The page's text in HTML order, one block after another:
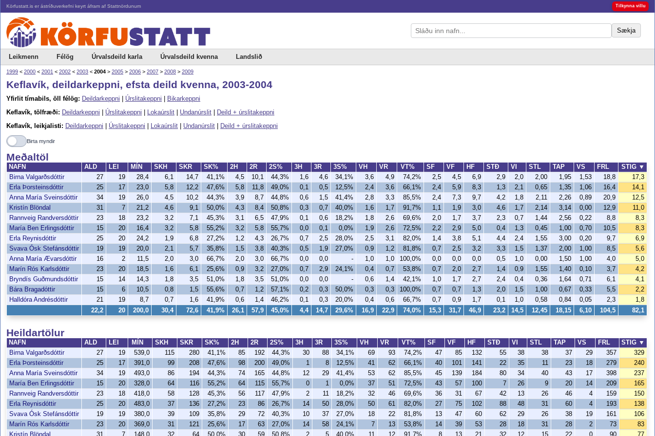
Körfustatt.is er ástríðuverkefni keyrt áfram af Stattnördunum Tilkynna villu
Sækja
Leikmenn Félög Úrvalsdeild karla Úrvalsdeild kvenna Landslið
1999 < 2000 < 2001 < 2002 < 2003 < 2004 > 2005 > 2006 > 2007 > 2008 > 2009
Keflavík, deildarkeppni, efsta deild kvenna, 2003-2004
Yfirlit tímabils, öll félög: Deildarkeppni Úrslitakeppni
Bikarkeppni
Keflavík, tölfræði: Deildarkeppni Úrslitakeppni Lokaúrslit Undanúrslit
Deild + úrslitakeppni
Keflavík, leikjalisti: Deildarkeppni Úrslitakeppni Lokaúrslit Undanúrslit Deild + úrslitakeppni
Birta myndir
Heildartölur
NAFN ALD LEI MÍN SKH SKR SK% 2H 2R 2S% 3H 3R 3S% VH VR VT% SF VF HF STÐ VI STL TAP VS FRL STIG ▼
Birna Valgarðsdóttir
27 19 539,0 115 280 41,1% 85 192 44,3% 30 88 34,1% 69 93 74,2% 47 85 132 55 38 38 37 29 357
329
Erla Þorsteinsdóttir
25 17 391,0 99 208 47,6% 98 200 49,0% 1 8 12,5% 41 62 66,1% 40 101 141 22 35 11 23 18 279
240
Anna María Sveinsdóttir
34 19 493,0 86 194 44,3% 74 165 44,8% 12 29 41,4% 53 62 85,5% 45 139 184 80 34 40 43 17 398
237
María Ben Erlingsdóttir
15 20 328,0 64 116 55,2% 64 115 55,7% 0 1 0,0% 37 51 72,5% 43 57 100 7 26 9 20 14 209
165
Rannveig Randversdóttir
23 18 418,0 58 128 45,3% 56 117 47,9% 2 11 18,2% 32 46 69,6% 36 31 67 42 13 26 46 4 159
150
Erla Reynisdóttir
25 20 483,0 37 136 27,2% 23 86 26,7% 14 50 28,0% 50 61 82,0% 27 75 102 88 48 31 60 4 193
138
Svava Ósk Stefánsdóttir
19 19 380,0 39 109 35,8% 29 72 40,3% 10 37 27,0% 18 22 81,8% 13 47 60 62 29 26 38 19 161
106
Marín Rós Karlsdóttir
23 20 369,0 31 121 25,6% 17 63 27,0% 14 58 24,1% 7 13 53,8% 14 39 53 28 18 31 28 2 73
83
Kristín Blöndal
31 7 148,0 32 64 50,0% 30 59 50,8% 2 5 40,0% 11 12 91,7% 8 13 21 32 12 15 22 0 90 77
Meðaltöl
NAFN ALD LEI MÍN SKH SKR SK% 2H 2R 2S% 3H 3R 3S% VH VR VT% SF VF HF STÐ VI STL TAP VS FRL STIG ▼
Birna Valgarðsdóttir
27 19 28,4 6,1 14,7 41,1% 4,5 10,1 44,3% 1,6 4,6 34,1% 3,6 4,9 74,2% 2,5 4,5 6,9 2,9 2,0 2,00 1,95 1,53 18,8
17,3
Erla Þorsteinsdóttir
25 17 23,0 5,8 12,2 47,6% 5,8 11,8 49,0% 0,1 0,5 12,5% 2,4 3,6 66,1% 2,4 5,9 8,3 1,3 2,1 0,65 1,35 1,06 16,4
14,1
Anna María Sveinsdóttir
34 19 26,0 4,5 10,2 44,3% 3,9 8,7 44,8% 0,6 1,5 41,4% 2,8 3,3 85,5% 2,4 7,3 9,7 4,2 1,8 2,11 2,26 0,89 20,9
12,5
Kristín Blöndal
31 7 21,2 4,6 9,1 50,0% 4,3 8,4 50,8% 0,3 0,7 40,0% 1,6 1,7 91,7% 1,1 1,9 3,0 4,6 1,7 2,14 3,14 0,00 12,9
11,0
Rannveig Randversdóttir
23 18 23,2 3,2 7,1 45,3% 3,1 6,5 47,9% 0,1 0,6 18,2% 1,8 2,6 69,6% 2,0 1,7 3,7 2,3 0,7 1,44 2,56 0,22 8,8
8,3
María Ben Erlingsdóttir
15 20 16,4 3,2 5,8 55,2% 3,2 5,8 55,7% 0,0 0,1 0,0% 1,9 2,6 72,5% 2,2 2,9 5,0 0,4 1,3 0,45 1,00 0,70 10,5
8,3
Erla Reynisdóttir
25 20 24,2 1,9 6,8 27,2% 1,2 4,3 26,7% 0,7 2,5 28,0% 2,5 3,1 82,0% 1,4 3,8 5,1 4,4 2,4 1,55 3,00 0,20 9,7
6,9
Svava Ósk Stefánsdóttir
19 19 20,0 2,1 5,7 35,8% 1,5 3,8 40,3% 0,5 1,9 27,0% 0,9 1,2 81,8% 0,7 2,5 3,2 3,3 1,5 1,37 2,00 1,00 8,5
5,6
Anna María Ævarsdóttir
16 2 11,5 2,0 3,0 66,7% 2,0 3,0 66,7% 0,0 0,0 - 1,0 1,0 100,0% 0,0 0,0 0,0 0,5 1,0 0,00 1,50 1,00 4,0
5,0
Marín Rós Karlsdóttir
23 20 18,5 1,6 6,1 25,6% 0,9 3,2 27,0% 0,7 2,9 24,1% 0,4 0,7 53,8% 0,7 2,0 2,7 1,4 0,9 1,55 1,40 0,10 3,7
4,2
Bryndís Guðmundsdóttir
15 14 14,3 1,8 3,5 51,0% 1,8 3,5 51,0% 0,0 0,0 - 0,6 1,4 42,1% 1,0 1,7 2,7 2,4 0,4 0,36 1,64 0,71 6,1
4,1
Bára Bragadóttir
15 6 10,5 0,8 1,5 55,6% 0,7 1,2 57,1% 0,2 0,3 50,0% 0,3 0,3 100,0% 0,7 0,7 1,3 2,0 1,5 1,00 0,67 0,33 5,5
2,2
Halldóra Andrésdóttir
21 19 8,7 0,7 1,6 41,9% 0,6 1,4 46,2% 0,1 0,3 20,0% 0,4 0,6 66,7% 0,7 0,9 1,7 0,1 1,0 0,58 0,84 0,05 2,3 1,8
22,2 20 200,0 30,4 72,6 41,9% 26,1 57,9 45,0% 4,4 14,7 29,6% 16,9 22,9 74,0% 15,3 31,7 46,9 23,2 14,5 12,45 18,15 6,10 104,5 82,1